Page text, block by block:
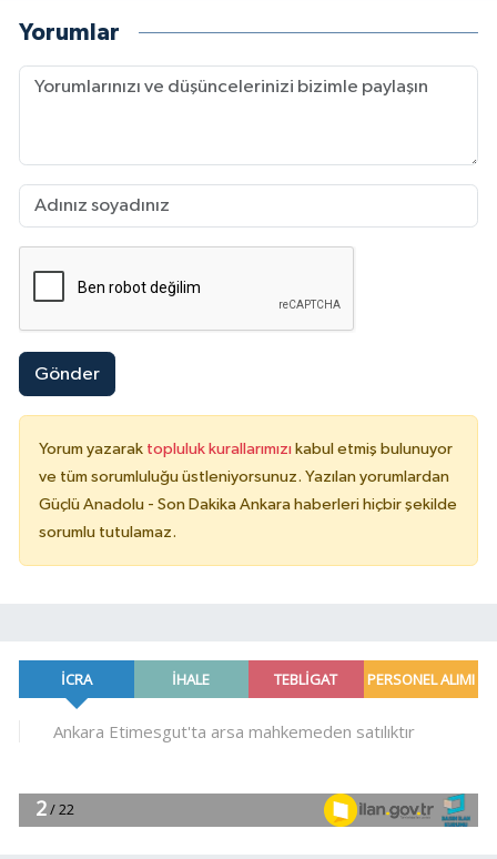
Yorumlar
Gönder
Yorum yazarak topluluk kurallarımızı kabul etmiş bulunuyor
ve tüm sorumluluğu üstleniyorsunuz. Yazılan yorumlardan
Güçlü Anadolu - Son Dakika Ankara haberleri hiçbir şekilde
sorumlu tutulamaz.